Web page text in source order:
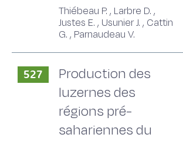
Thiébeau P. , Larbre D. ,
Justes E. , Usunier J. , Cattin
G. , Parnaudeau V.
527
Production des
luzernes des
régions pré-
sahariennes du